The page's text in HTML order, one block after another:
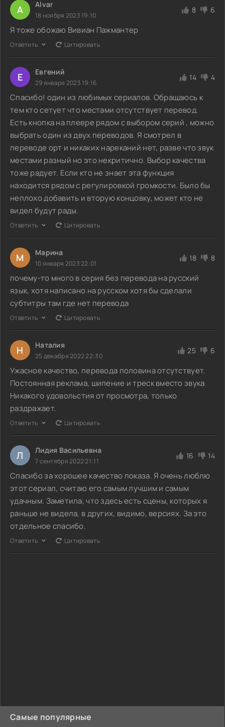
Самые популярные
A Alvar
18 ноября 2023 19:10
8 6
Я тоже обожаю Вивиан Пажмантер
Ответить Цитировать
Е Евгений
29 января 2023 19:16
14 4
Спасибо! один из любимых сериалов. Обращаюсь к
тем кто сетует что местами отсутствует перевод.
Есть кнопка на плеере рядом с выбором серий , можно
выбрать один из двух переводов. Я смотрел в
переводе орт и никаких нареканий нет, разве что звук
местами разный но это некритично. Выбор качества
тоже радует. Если кто не знает эта функция
находится рядом с регулировкой громкости. Было бы
неплохо добавить и вторую концовку, может кто не
видел будут рады.
Ответить Цитировать
М Марина
10 января 2023 22:01
18 8
почему-то много в серия без перевода на русский
язык, хотя написано на русском хотя бы сделали
субтитры там где нет перевода
Ответить Цитировать
Н Наталия
25 декабря 2022 22:30
25 6
Ужасное качество, перевода половина отсутствует.
Постоянная реклама, шипение и треск вместо звука.
Никакого удовольстия от просмотра, только
раздражает.
Ответить Цитировать
Л Лидия Васильевна
7 сентября 2022 21:11
16 14
Спасибо за хорошее качество показа. Я очень люблю
этот сериал, считаю его самым лучшим и самым
удачным. Заметила, что здесь есть сцены, которых я
раньше не видела, в других, видимо, версиях. За это
отдельное спасибо.
Ответить Цитировать